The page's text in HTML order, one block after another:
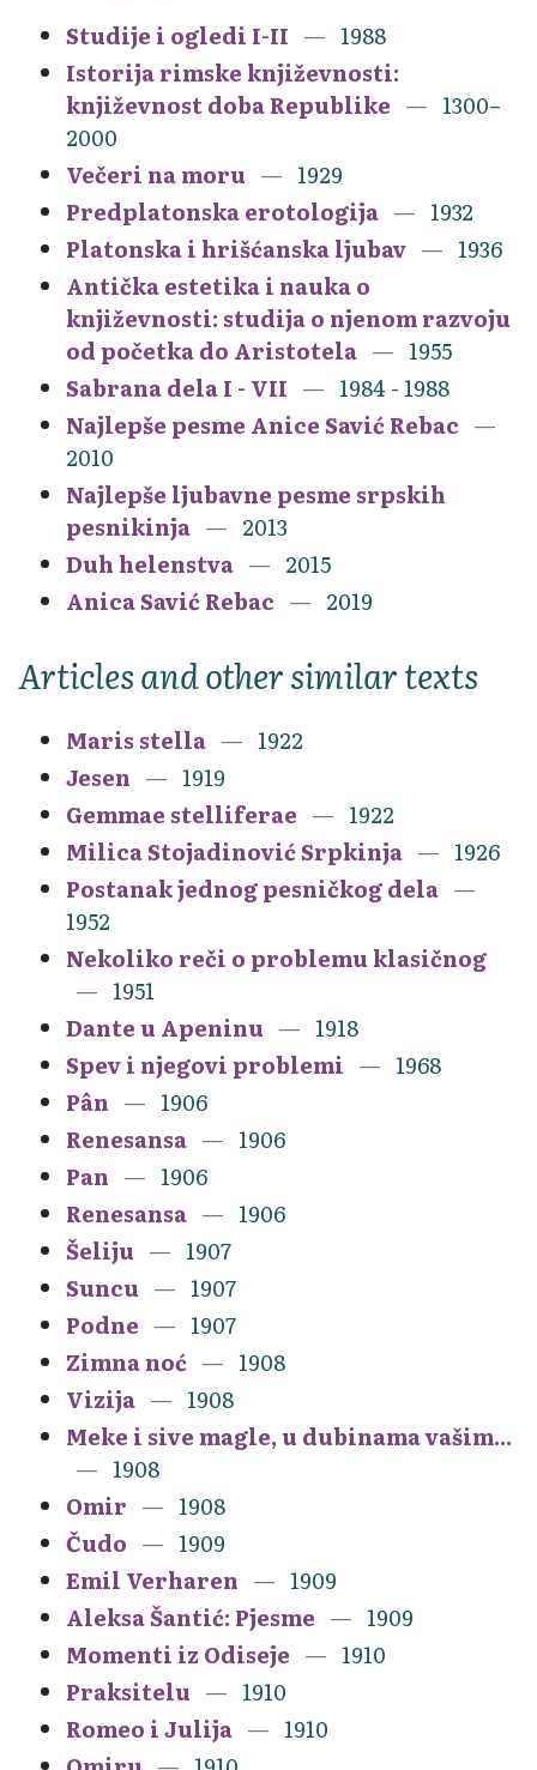
Studije i ogledi I-II
1988
Istorija rimske književnosti:
književnost doba Republike
1300–
2000
Večeri na moru
1929
Predplatonska erotologija
1932
Platonska i hrišćanska ljubav
1936
Antička estetika i nauka o
književnosti: studija o njenom razvoju
od početka do Aristotela
1955
Sabrana dela I - VII
1984 - 1988
Najlepše pesme Anice Savić Rebac
2010
Najlepše ljubavne pesme srpskih
pesnikinja
2013
Duh helenstva
2015
Anica Savić Rebac
2019
Articles and other similar texts
Maris stella
1922
Jesen
1919
Gemmae stelliferae
1922
Milica Stojadinović Srpkinja
1926
Postanak jednog pesničkog dela
1952
Nekoliko reči o problemu klasičnog
1951
Dante u Apeninu
1918
Spev i njegovi problemi
1968
Pân
1906
Renesansa
1906
Pan
1906
Renesansa
1906
Šeliju
1907
Suncu
1907
Podne
1907
Zimna noć
1908
Vizija
1908
Meke i sive magle, u dubinama vašim...
1908
Omir
1908
Čudo
1909
Emil Verharen
1909
Aleksa Šantić: Pjesme
1909
Momenti iz Odiseje
1910
Praksitelu
1910
Romeo i Julija
1910